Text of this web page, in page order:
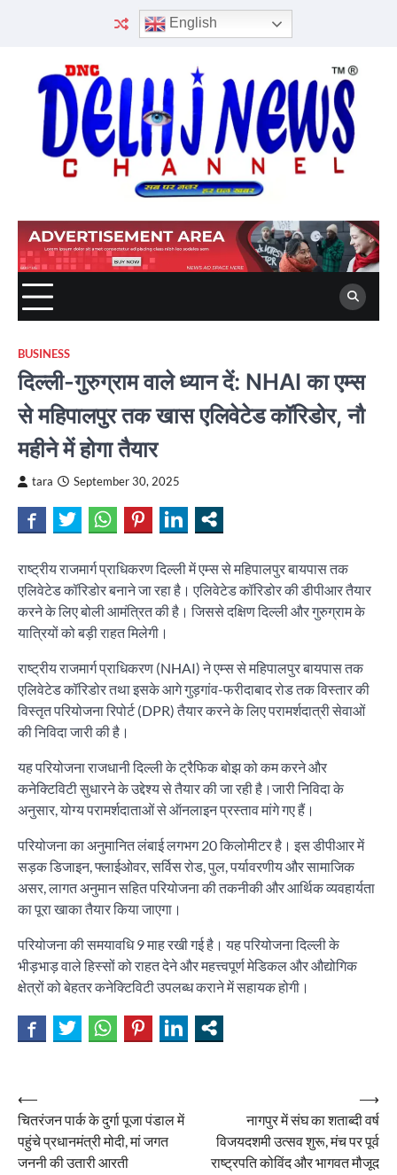
English
BUSINESS
दिल्ली-गुरुग्राम वाले ध्यान दें: NHAI का एम्स
से महिपालपुर तक खास एलिवेटेड कॉरिडोर, नौ
महीने में होगा तैयार
tara September 30, 2025
राष्ट्रीय राजमार्ग प्राधिकरण दिल्ली में एम्स से महिपालपुर बायपास तक
एलिवेटेड कॉरिडोर बनाने जा रहा है। एलिवेटेड कॉरिडोर की डीपीआर तैयार
करने के लिए बोली आमंत्रित की है। जिससे दक्षिण दिल्ली और गुरुग्राम के
यात्रियों को बड़ी राहत मिलेगी।
राष्ट्रीय राजमार्ग प्राधिकरण (NHAI) ने एम्स से महिपालपुर बायपास तक
एलिवेटेड कॉरिडोर तथा इसके आगे गुड़गांव-फरीदाबाद रोड तक विस्तार की
विस्तृत परियोजना रिपोर्ट (DPR) तैयार करने के लिए परामर्शदात्री सेवाओं
की निविदा जारी की है।
यह परियोजना राजधानी दिल्ली के ट्रैफिक बोझ को कम करने और
कनेक्टिविटी सुधारने के उद्देश्य से तैयार की जा रही है।जारी निविदा के
अनुसार, योग्य परामर्शदाताओं से ऑनलाइन प्रस्ताव मांगे गए हैं।
परियोजना का अनुमानित लंबाई लगभग 20 किलोमीटर है। इस डीपीआर में
सड़क डिजाइन, फ्लाईओवर, सर्विस रोड, पुल, पर्यावरणीय और सामाजिक
असर, लागत अनुमान सहित परियोजना की तकनीकी और आर्थिक व्यवहार्यता
का पूरा खाका तैयार किया जाएगा।
परियोजना की समयावधि 9 माह रखी गई है। यह परियोजना दिल्ली के
भीड़भाड़ वाले हिस्सों को राहत देने और महत्त्वपूर्ण मेडिकल और औद्योगिक
क्षेत्रों को बेहतर कनेक्टिविटी उपलब्ध कराने में सहायक होगी।
Post
navigation
⟵
चितरंजन पार्क के दुर्गा पूजा पंडाल में
पहुंचे प्रधानमंत्री मोदी, मां जगत
जननी की उतारी आरती
नागपुर में संघ का शताब्दी वर्ष
विजयदशमी उत्सव शुरू, मंच पर पूर्व
राष्ट्रपति कोविंद और भागवत मौजूद
⟶